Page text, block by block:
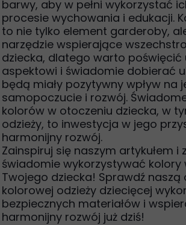
barwy, aby w pełni wykorzystać
procesie wychowania i edukacji.
to nie tylko element garderoby,
narzędzie wspierające
dziecka, dlatego warto poświęcić
aspektowi i świadomie dobierać
będą miały pozytywny wpływ na
samopoczucie i rozwój.
kolorów w otoczeniu dziecka, w
odzieży, to inwestycja w jego
harmonijny rozwój.
Zainspiruj się naszym artykułem i
świadomie wykorzystywać kolory
Twojego dziecka! Sprawdź naszą
kolorowej odzieży dziecięcej
bezpiecznych materiałów i
harmonijny rozwój już dziś!